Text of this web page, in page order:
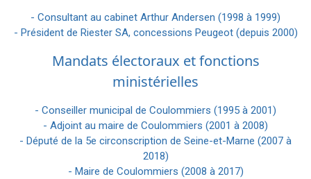
- Consultant au cabinet Arthur Andersen (1998 à 1999)
- Président de Riester SA, concessions Peugeot (depuis 2000)
Mandats électoraux et fonctions
ministérielles
- Conseiller municipal de Coulommiers (1995 à 2001)
- Adjoint au maire de Coulommiers (2001 à 2008)
- Député de la 5e circonscription de Seine-et-Marne (2007 à
2018)
- Maire de Coulommiers (2008 à 2017)